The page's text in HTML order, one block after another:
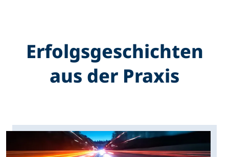
Erfolgs­geschichten
aus der Praxis